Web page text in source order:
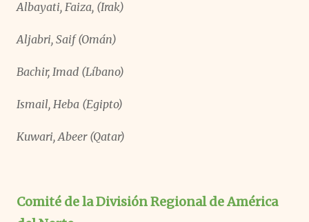
Albayati, Faiza, (Irak)
Aljabri, Saif (Omán)
Bachir, Imad (Líbano)
Ismail, Heba (Egipto)
Kuwari, Abeer (Qatar)
Comité de la División Regional de América